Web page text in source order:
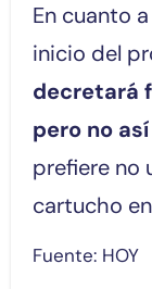
En cuanto
inicio del
decretará
pero no
prefiere no
cartucho
Fuente: HOY